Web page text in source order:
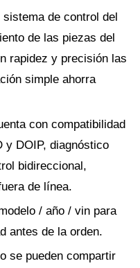
de control del
de las piezas del
rapidez y precisión las
simple ahorra
con compatibilidad
y DOIP, diagnóstico
bidireccional,
de línea.
/ año / vin para
antes de la orden.
se pueden compartir